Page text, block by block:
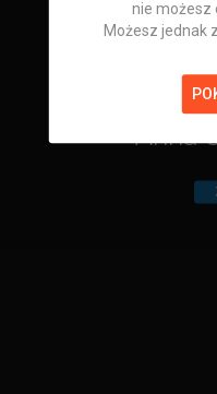
nie możesz
Możesz jednak
Anna